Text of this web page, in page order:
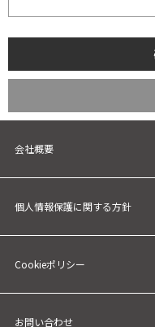
会社概要
個人情報保護に関する方針
Cookieポリシー
お問い合わせ